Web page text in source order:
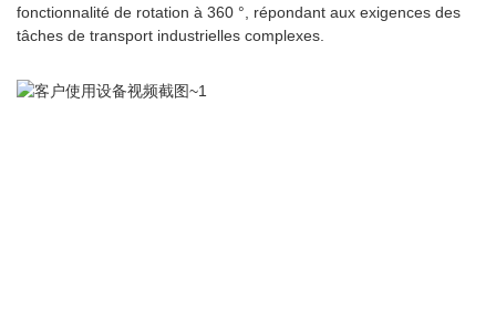
fonctionnalité de rotation à 360 °, répondant aux exigences des
tâches de transport industrielles complexes.